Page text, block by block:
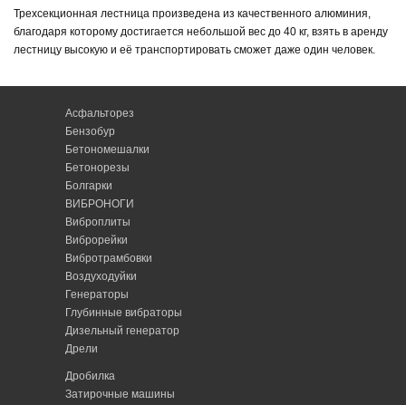
Трехсекционная лестница произведена из качественного алюминия,
благодаря которому достигается небольшой вес до 40 кг, взять в аренду
лестницу высокую и её транспортировать сможет даже один человек.
Асфальторез
Бензобур
Бетономешалки
Бетонорезы
Болгарки
ВИБРОНОГИ
Виброплиты
Виброрейки
Вибротрамбовки
Воздуходуйки
Генераторы
Глубинные вибраторы
Дизельный генератор
Дрели
Дробилка
Затирочные машины